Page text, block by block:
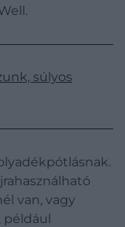
súlyos
van, vagy
például